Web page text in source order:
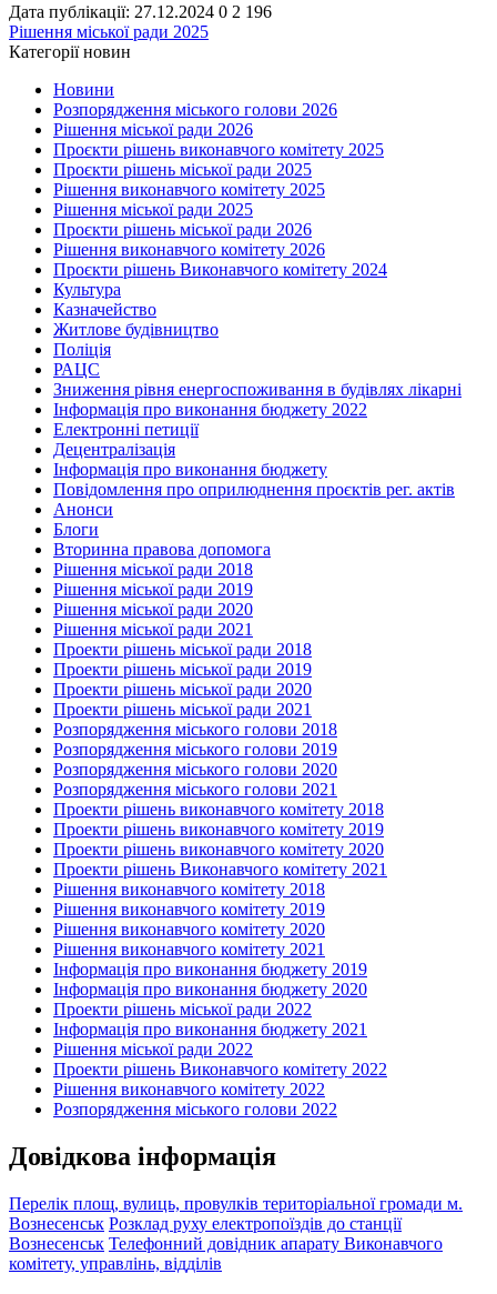
Дата публікації: 27.12.2024 0 2 196
Рішення міської ради 2025
Категорії новин
Новини
Розпорядження міського голови 2026
Рішення міської ради 2026
Проєкти рішень виконавчого комітету 2025
Проєкти рішень міської ради 2025
Рішення виконавчого комітету 2025
Рішення міської ради 2025
Проєкти рішень міської ради 2026
Рішення виконавчого комітету 2026
Проєкти рішень Виконавчого комітету 2024
Культура
Казначейство
Житлове будівництво
Поліція
РАЦС
Зниження рівня енергоспоживання в будівлях лікарні
Інформація про виконання бюджету 2022
Електронні петиції
Децентралізація
Інформація про виконання бюджету
Повідомлення про оприлюднення проєктів рег. актів
Анонси
Блоги
Вторинна правова допомога
Рішення міської ради 2018
Рішення міської ради 2019
Рішення міської ради 2020
Рішення міської ради 2021
Проекти рішень міської ради 2018
Проекти рішень міської ради 2019
Проекти рішень міської ради 2020
Проекти рішень міської ради 2021
Розпорядження міського голови 2018
Розпорядження міського голови 2019
Розпорядження міського голови 2020
Розпорядження міського голови 2021
Проекти рішень виконавчого комітету 2018
Проекти рішень виконавчого комітету 2019
Проекти рішень виконавчого комітету 2020
Проекти рішень Виконавчого комітету 2021
Рішення виконавчого комітету 2018
Рішення виконавчого комітету 2019
Рішення виконавчого комітету 2020
Рішення виконавчого комітету 2021
Інформація про виконання бюджету 2019
Інформація про виконання бюджету 2020
Проекти рішень міської ради 2022
Інформація про виконання бюджету 2021
Рішення міської ради 2022
Проекти рішень Виконавчого комітету 2022
Рішення виконавчого комітету 2022
Розпорядження міського голови 2022
Довідкова інформація
Перелік площ, вулиць, провулків територіальної громади м.
Вознесенськ Розклад руху електропоїздів до станції
Вознесенськ Телефонний довідник апарату Виконавчого
комітету, управлінь, відділів